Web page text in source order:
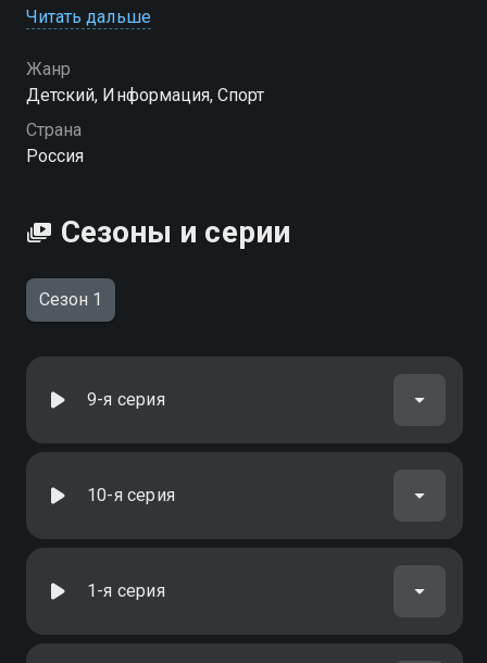
работать в команде, преодолевают страхи и находят
мастеров спорта
Читать дальше
Жанр
Детский, Информация, Спорт
Страна
Россия
Сезоны и серии
Сезон 1
9-я серия
10-я серия
1-я серия